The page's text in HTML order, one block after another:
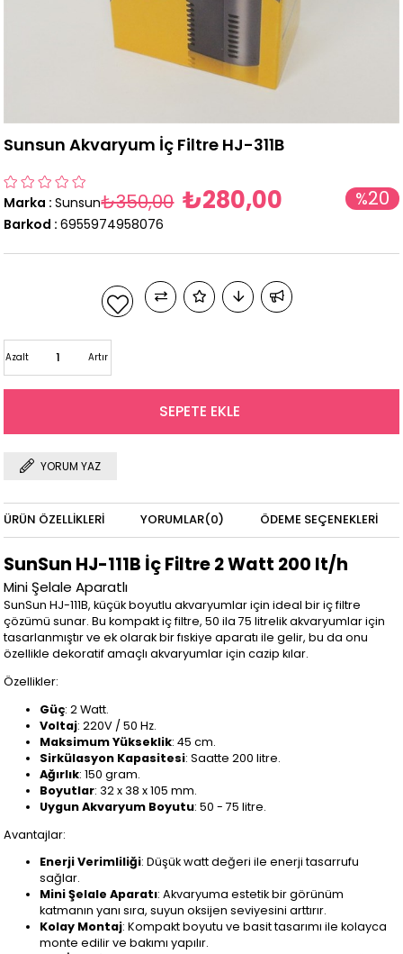
Sunsun Akvaryum İç Filtre HJ-311B
Marka : Sunsun %20
₺350,00 ₺280,00
Barkod : 6955974958076
Artır
Azalt
YORUM YAZ
ÜRÜN ÖZELLIKLERI YORUMLAR(0) ÖDEME SEÇENEKLERI
SunSun HJ-111B İç Filtre 2 Watt 200 lt/h
Mini Şelale Aparatlı
SunSun HJ-111B, küçük boyutlu akvaryumlar için ideal bir iç filtre
çözümü sunar. Bu kompakt iç filtre, 50 ila 75 litrelik akvaryumlar için
tasarlanmıştır ve ek olarak bir fıskiye aparatı ile gelir, bu da onu
özellikle dekoratif amaçlı akvaryumlar için cazip kılar.
Özellikler:
Güç: 2 Watt.
Voltaj: 220V / 50 Hz.
Maksimum Yükseklik: 45 cm.
Sirkülasyon Kapasitesi: Saatte 200 litre.
Ağırlık: 150 gram.
Boyutlar: 32 x 38 x 105 mm.
Uygun Akvaryum Boyutu: 50 - 75 litre.
Avantajlar:
Enerji Verimliliği: Düşük watt değeri ile enerji tasarrufu
sağlar.
Mini Şelale Aparatı: Akvaryuma estetik bir görünüm
katmanın yanı sıra, suyun oksijen seviyesini arttırır.
Kolay Montaj: Kompakt boyutu ve basit tasarımı ile kolayca
monte edilir ve bakımı yapılır.